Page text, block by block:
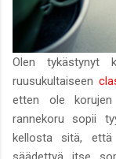
Olen tykästynyt
ruusukultaiseen
etten ole korujen
rannekoru sopii
kellosta sitä,